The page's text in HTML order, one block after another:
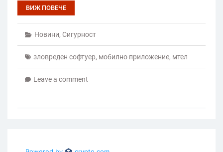
ВИЖ ПОВЕЧЕ
Новини, Сигурност
зловреден софтуер, мобилно приложение, мтел
Leave a comment